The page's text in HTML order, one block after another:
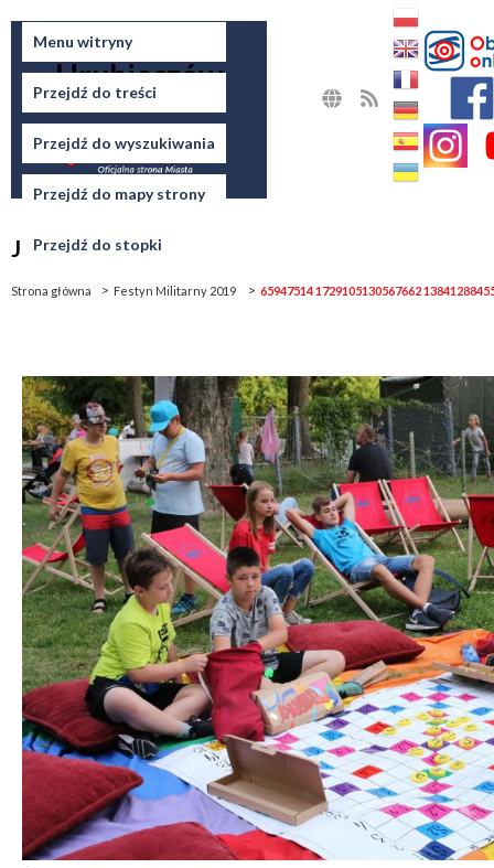
Menu witryny
Przejdź do treści
Przejdź do wyszukiwania
Przejdź do mapy strony
Przejdź do stopki
Miasto
Hrubieszów
Jesteś tutaj
Strona główna Festyn Militarny 2019 65947514 1729105130567662